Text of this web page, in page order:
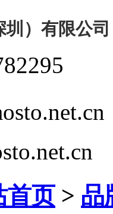
）有限公司
首页> 品